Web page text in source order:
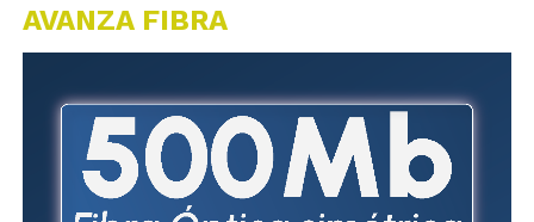
AVANZA FIBRA